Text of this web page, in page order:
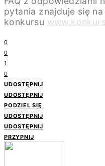
pytania znajduje się
konkursu
0
0
1
0
UDOSTĘPNIJ
UDOSTĘPNIJ
PODZIEL SIĘ
UDOSTĘPNIJ
UDOSTĘPNIJ
PRZYPNIJ